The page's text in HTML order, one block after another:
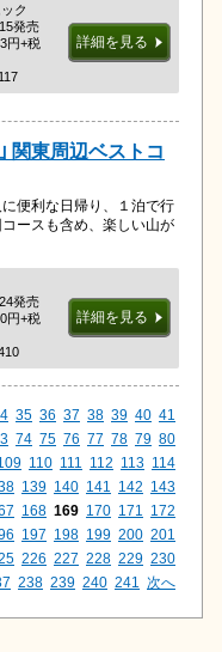
ク
発売
円+税
詳細を見る
関東周辺ベストコ
便利な日帰り、１泊で行
ースも含め、楽しい山が
発売
円+税
詳細を見る
35 36 37 38 39 40 41
74 75 76 77 78 79 80
110 111 112 113 114
139 140 141 142 143
168 169 170 171
172
197 198 199 200 201
226 227 228 229 230
238 239 240 241 次へ